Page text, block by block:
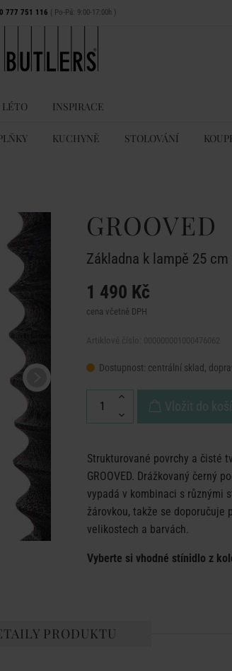
777 751 116 ( Po-Pá: 9:00-17:00h )
LÉTO INSPIRACE
KUCHYNĚ STOLOVÁNÍ
GROOVED
Základna k lampě 25 cm
1 490 Kč
cena včetně DPH
Dostupnost: centrální sklad,
Vložit do
Strukturované povrchy a čisté
GROOVED. Drážkovaný černý
vypadá v kombinaci s různými
žárovkou, takže se doporučuje
velikostech a barvách.
Vyberte si vhodné stínidlo z
PRODUKTU